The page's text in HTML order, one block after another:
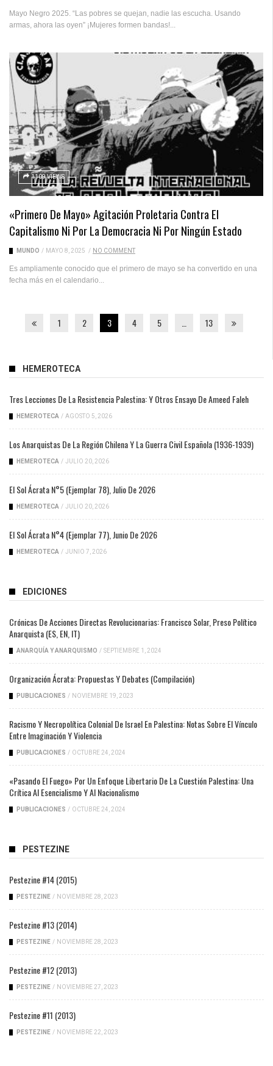
Mayo Negro 2025. “Las pobres se quejan, nadie las escucha. Usando
armas, ahora las oyen” ¡Mujeres formen bandas!...
1109 VIEWS
«Primero De Mayo» Agitación Proletaria Contra El
Capitalismo Ni Por La Democracia Ni Por Ningún Estado
MUNDO / MAYO 8, 2025 / NO COMMENT
Es ampliamente conocido que el primero de mayo se ha convertido en una
fecha más en el calendario...
1 2 3 4 5 13
HEMEROTECA
Tres Lecciones De La Resistencia Palestina: Y Otros Ensayo De Ameed Faleh
HEMEROTECA / AGOSTO 5, 2026
Los Anarquistas De La Región Chilena Y La Guerra Civil Española (1936-1939)
HEMEROTECA / JULIO 20, 2026
El Sol Ácrata N°5 (ejemplar 78), Julio De 2026
HEMEROTECA / JULIO 20, 2026
El Sol Ácrata N°4 (ejemplar 77), Junio De 2026
HEMEROTECA / JUNIO 7, 2026
EDICIONES
Crónicas De Acciones Directas Revolucionarias: Francisco Solar, Preso Político
Anarquista (ES, EN, IT)
ANARQUÍA Y ANARQUISMO / SEPTIEMBRE 1, 2024
Organización Ácrata: Propuestas Y Debates (compilación)
PUBLICACIONES / NOVIEMBRE 19, 2023
Racismo Y Necropolítica Colonial De Israel En Palestina: Notas Sobre El Vínculo
Entre Imaginación Y Violencia
PUBLICACIONES / OCTUBRE 24, 2024
«Pasando El Fuego» Por Un Enfoque Libertario De La Cuestión Palestina: Una
Crítica Al Esencialismo Y Al Nacionalismo
PUBLICACIONES / OCTUBRE 24, 2024
PESTEZINE
Pestezine #14 (2015)
PESTEZINE / NOVIEMBRE 28, 2023
Pestezine #13 (2014)
PESTEZINE / NOVIEMBRE 28, 2023
Pestezine #12 (2013)
PESTEZINE / NOVIEMBRE 27, 2023
Pestezine #11 (2013)
PESTEZINE / NOVIEMBRE 22, 2023